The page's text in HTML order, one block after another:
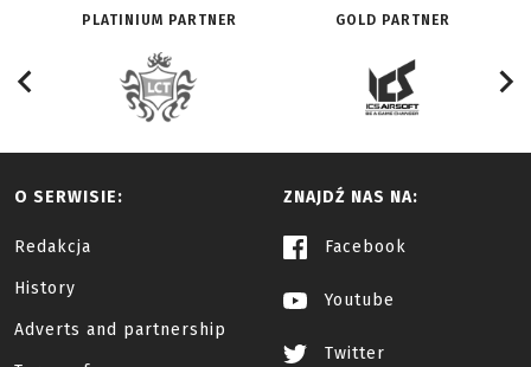
PLATINIUM PARTNER GOLD PARTNER
O SERWISIE:
Redakcja
History
Adverts and partnership
ZNAJDŹ NAS NA:
Facebook
Youtube
Twitter